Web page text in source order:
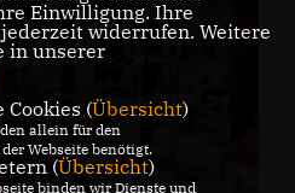
Einwilligung. Ihre
widerrufen. Weitere
in unserer
Cookies (Übersicht)
allein für den
Webseite benötigt.
(Übersicht)
binden wir Dienste und